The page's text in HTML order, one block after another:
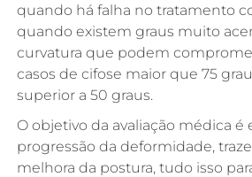
quando há falha no tratamento
quando existem graus muito
curvatura que podem
casos de cifose maior que 75
superior a 50 graus.
O objetivo da avaliação médica é
progressão da deformidade,
melhora da postura, tudo isso